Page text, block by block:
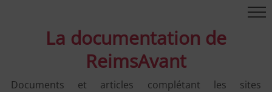
La documentation de
ReimsAvant
Documents et articles complétant les sites